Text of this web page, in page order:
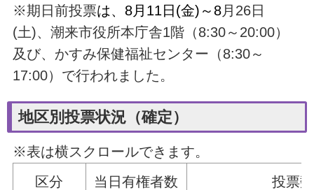
※期日前投票は、8月11日(金)～8月26日
(土)、潮来市役所本庁舎1階（8:30～20:00）
及び、かすみ保健福祉センター（8:30～
17:00）で行われました。
地区別投票状況（確定）
※表は横スクロールできます。
区分
当日有権者数 投票数